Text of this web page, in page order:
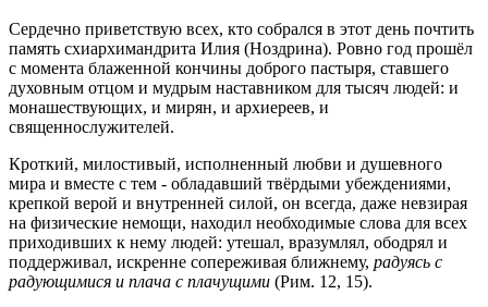
Сердечно приветствую всех, кто собрался в этот день почтить
память схиархимандрита Илия (Ноздрина). Ровно год прошёл
с момента блаженной кончины доброго пастыря, ставшего
духовным отцом и мудрым наставником для тысяч людей: и
монашествующих, и мирян, и архиереев, и
священнослужителей.
Кроткий, милостивый, исполненный любви и душевного
мира и вместе с тем - обладавший твёрдыми убеждениями,
крепкой верой и внутренней силой, он всегда, даже невзирая
на физические немощи, находил необходимые слова для всех
приходивших к нему людей: утешал, вразумлял, ободрял и
поддерживал, искренне сопереживая ближнему, радуясь с
радующимися и плача с плачущими (Рим. 12, 15).